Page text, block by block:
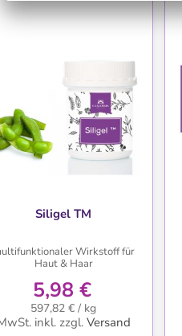
Siligel TM
Wirkstoff für
Haut & Haar
5,98 €
597,82 € / kg
inkl. zzgl. Versand